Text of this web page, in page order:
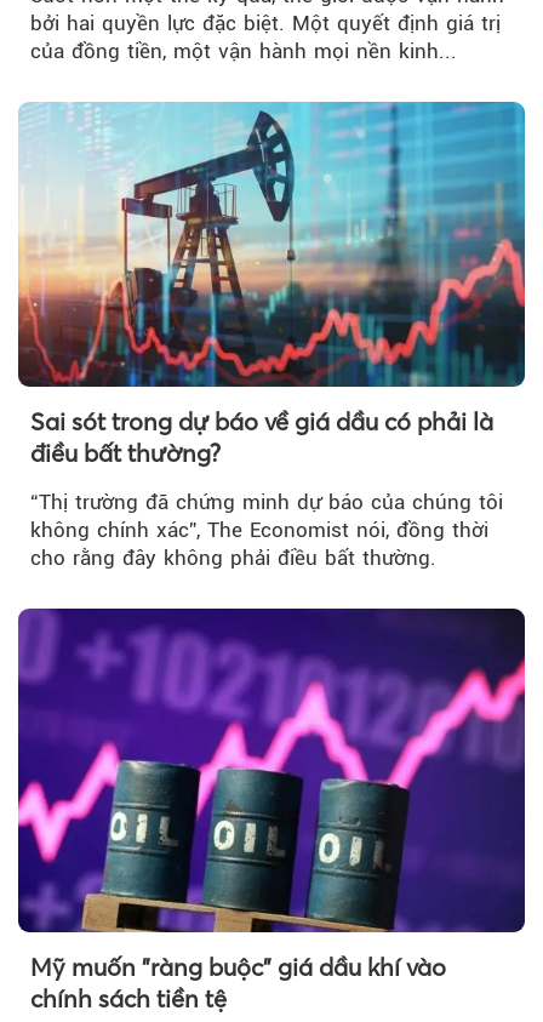
bởi hai quyền lực đặc biệt. Một quyết định giá trị
của đồng tiền, một vận hành mọi nền kinh...
Sai sót trong dự báo về giá dầu có phải là
điều bất thường?
“Thị trường đã chứng minh dự báo của chúng tôi
không chính xác”, The Economist nói, đồng thời
cho rằng đây không phải điều bất thường.
Mỹ muốn "ràng buộc" giá dầu khí vào
chính sách tiền tệ